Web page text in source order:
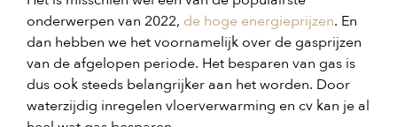
onderwerpen van 2022, de hoge energieprijzen. En
dan hebben we het voornamelijk over de gasprijzen
van de afgelopen periode. Het besparen van gas is
dus ook steeds belangrijker aan het worden. Door
waterzijdig inregelen vloerverwarming en cv kan je al